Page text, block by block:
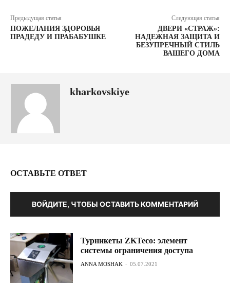
Предыдущая статья
ПОЖЕЛАНИЯ ЗДОРОВЬЯ
ПРАДЕДУ И ПРАБАБУШКЕ
Следующая статья
ДВЕРИ «СТРАЖ»:
НАДЕЖНАЯ ЗАЩИТА И
БЕЗУПРЕЧНЫЙ СТИЛЬ
ВАШЕГО ДОМА
kharkovskiye
ОСТАВЬТЕ ОТВЕТ
ВОЙДИТЕ, ЧТОБЫ ОСТАВИТЬ КОММЕНТАРИЙ
Турникеты ZKTeco: элемент
системы ограничения доступа
ANNA MOSHAK - 05.07.2021